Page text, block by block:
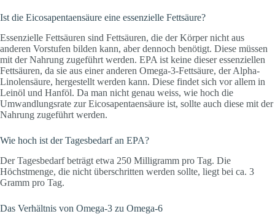
Ist die Eicosapentaensäure eine essenzielle Fettsäure?
Essenzielle Fettsäuren sind Fettsäuren, die der Körper nicht aus
anderen Vorstufen bilden kann, aber dennoch benötigt. Diese müssen
mit der Nahrung zugeführt werden. EPA ist keine dieser essenziellen
Fettsäuren, da sie aus einer anderen Omega-3-Fettsäure, der Alpha-
Linolensäure, hergestellt werden kann. Diese findet sich vor allem in
Leinöl und Hanföl. Da man nicht genau weiss, wie hoch die
Umwandlungsrate zur Eicosapentaensäure ist, sollte auch diese mit der
Nahrung zugeführt werden.
Wie hoch ist der Tagesbedarf an EPA?
Der Tagesbedarf beträgt etwa 250 Milligramm pro Tag. Die
Höchstmenge, die nicht überschritten werden sollte, liegt bei ca. 3
Gramm pro Tag.
Das Verhältnis von Omega-3 zu Omega-6